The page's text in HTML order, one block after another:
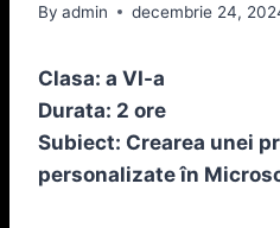
By admin decembrie 24,
Clasa: a VI-a
Durata: 2 ore
Subiect: Crearea unei
personalizate în